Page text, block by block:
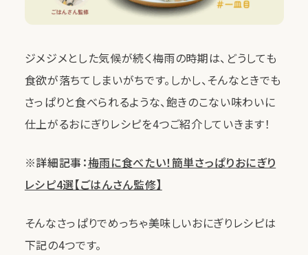
ジメジメとした気候が続く梅雨の時期は、どうしても
食欲が落ちてしまいがちです。しかし、そんなときでも
さっぱりと食べられるような、飽きのこない味わいに
仕上がるおにぎりレシピを4つご紹介していきます！
※詳細記事：梅雨に食べたい！簡単さっぱりおにぎり
レシピ4選【ごはんさん監修】
そんなさっぱりでめっちゃ美味しいおにぎりレシピは
下記の4つです。